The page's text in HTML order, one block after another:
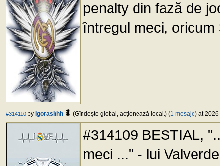
penalty din fază de
întregul meci,
#314110 by Igorashhh (Gîndește global, acționează local.) (1 mesaje) at
#314109 BESTIAL,
meci ..." - lui